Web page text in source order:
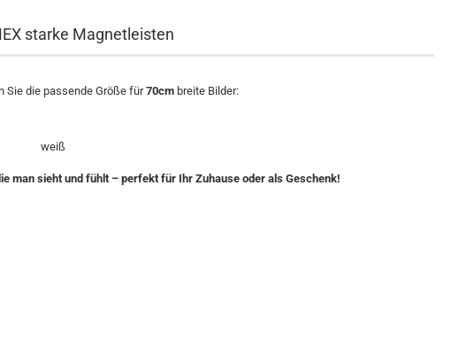
starke Magnetleisten
Sie die passende Größe für70cmbreite Bilder:
weiß
man sieht und fühlt – perfekt für Ihr Zuhause oder als Geschenk!